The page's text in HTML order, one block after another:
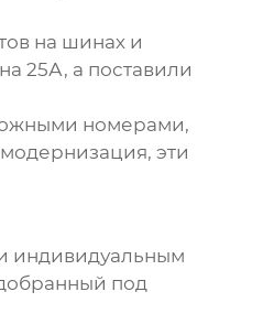
на шинах и
25А, а поставили
номерами,
эти
индивидуальным
под